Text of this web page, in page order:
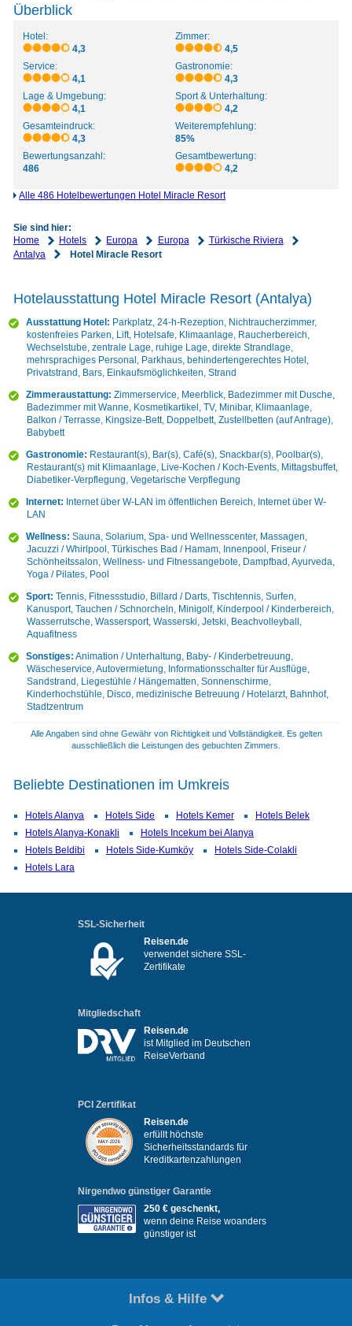
Überblick
Hotel:
4,3
Zimmer:
4,5
Service:
4,1
Gastronomie:
4,3
Lage & Umgebung:
4,1
Sport & Unterhaltung:
4,2
Gesamteindruck:
4,3
Weiterempfehlung:
85%
Bewertungsanzahl:
486
Gesamtbewertung:
4,2
Alle 486 Hotelbewertungen Hotel Miracle Resort
Sie sind hier:
Home
Hotels Europa Europa
Türkische Riviera
Antalya
Hotel Miracle Resort
Hotelausstattung Hotel Miracle Resort (Antalya)
Ausstattung Hotel: Parkplatz, 24-h-Rezeption, Nichtraucherzimmer,
kostenfreies Parken, Lift, Hotelsafe, Klimaanlage, Raucherbereich,
Wechselstube, zentrale Lage, ruhige Lage, direkte Strandlage,
mehrsprachiges Personal, Parkhaus, behindertengerechtes Hotel,
Privatstrand, Bars, Einkaufsmöglichkeiten, Strand
Zimmeraustattung: Zimmerservice, Meerblick, Badezimmer mit Dusche,
Badezimmer mit Wanne, Kosmetikartikel, TV, Minibar, Klimaanlage,
Balkon / Terrasse, Kingsize-Bett, Doppelbett, Zustellbetten (auf Anfrage),
Babybett
Gastronomie: Restaurant(s), Bar(s), Café(s), Snackbar(s), Poolbar(s),
Restaurant(s) mit Klimaanlage, Live-Kochen / Koch-Events, Mittagsbuffet,
Diabetiker-Verpflegung, Vegetarische Verpflegung
Internet: Internet über W-LAN im öffentlichen Bereich, Internet über W-
LAN
Wellness: Sauna, Solarium, Spa- und Wellnesscenter, Massagen,
Jacuzzi / Whirlpool, Türkisches Bad / Hamam, Innenpool, Friseur /
Schönheitssalon, Wellness- und Fitnessangebote, Dampfbad, Ayurveda,
Yoga / Pilates, Pool
Sport: Tennis, Fitnessstudio, Billard / Darts, Tischtennis, Surfen,
Kanusport, Tauchen / Schnorcheln, Minigolf, Kinderpool / Kinderbereich,
Wasserrutsche, Wassersport, Wasserski, Jetski, Beachvolleyball,
Aquafitness
Sonstiges: Animation / Unterhaltung, Baby- / Kinderbetreuung,
Wäscheservice, Autovermietung, Informationsschalter für Ausflüge,
Sandstrand, Liegestühle / Hängematten, Sonnenschirme,
Kinderhochstühle, Disco, medizinische Betreuung / Hotelarzt, Bahnhof,
Stadtzentrum
Alle Angaben sind ohne Gewähr von Richtigkeit und Vollständigkeit. Es gelten
ausschließlich die Leistungen des gebuchten Zimmers.
Beliebte Destinationen im Umkreis
Hotels Alanya Hotels Side Hotels Kemer
Hotels Belek
Hotels Alanya-Konakli
Hotels Incekum bei Alanya
Hotels Beldibi
Hotels Side-Kumköy
Hotels Side-Colakli
Hotels Lara
SSL-Sicherheit
Reisen.de
verwendet sichere SSL-
Zertifikate
Mitgliedschaft
Reisen.de
ist Mitglied im Deutschen
ReiseVerband
PCI Zertifikat
Reisen.de
erfüllt höchste
Sicherheitsstandards für
Kreditkartenzahlungen
Nirgendwo günstiger Garantie
250 € geschenkt,
wenn deine Reise woanders
günstiger ist
Infos & Hilfe